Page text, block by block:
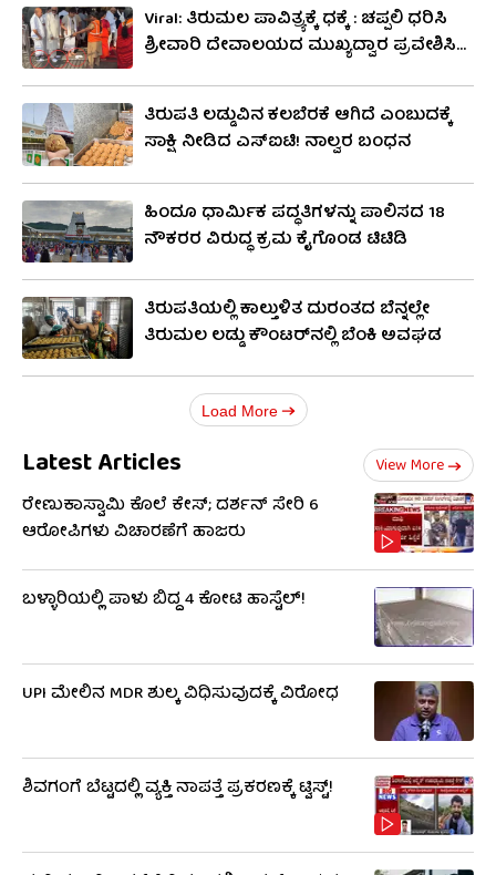
Viral: ತಿರುಮಲ ಪಾವಿತ್ರ್ಯಕ್ಕೆ ಧಕ್ಕೆ : ಚಪ್ಪಲಿ ಧರಿಸಿ
ಶ್ರೀವಾರಿ ದೇವಾಲಯದ ಮುಖ್ಯದ್ವಾರ ಪ್ರವೇಶಿಸಿದ
ತಿರುಪತಿ ಲಡ್ಡುವಿನ ಕಲಬೆರಕೆ ಆಗಿದೆ ಎಂಬುದಕ್ಕೆ
ಸಾಕ್ಷಿ ನೀಡಿದ ಎಸ್‌ಐಟಿ! ನಾಲ್ವರ ಬಂಧನ
ಹಿಂದೂ ಧಾರ್ಮಿಕ ಪದ್ಧತಿಗಳನ್ನು ಪಾಲಿಸದ 18
ನೌಕರರ ವಿರುದ್ಧ ಕ್ರಮ ಕೈಗೊಂಡ ಟಿಟಿಡಿ
ತಿರುಪತಿಯಲ್ಲಿ ಕಾಲ್ತುಳಿತ ದುರಂತದ ಬೆನ್ನಲ್ಲೇ
ತಿರುಮಲ ಲಡ್ಡು ಕೌಂಟರ್‌ನಲ್ಲಿ ಬೆಂಕಿ ಅವಘಡ
Load More
Latest Articles View More
ರೇಣುಕಾಸ್ವಾಮಿ ಕೊಲೆ ಕೇಸ್; ದರ್ಶನ್ ಸೇರಿ 6
ಆರೋಪಿಗಳು ವಿಚಾರಣೆಗೆ ಹಾಜರು
ಬಳ್ಳಾರಿಯಲ್ಲಿ ಪಾಳು ಬಿದ್ದ ₹4 ಕೋಟಿ ಹಾಸ್ಟೆಲ್‌!
UPI ಮೇಲಿನ MDR ಶುಲ್ಕ ವಿಧಿಸುವುದಕ್ಕೆ ವಿರೋಧ
ಶಿವಗಂಗೆ ಬೆಟ್ಟದಲ್ಲಿ ವ್ಯಕ್ತಿ ನಾಪತ್ತೆ ಪ್ರಕರಣಕ್ಕೆ ಟ್ವಿಸ್ಟ್!